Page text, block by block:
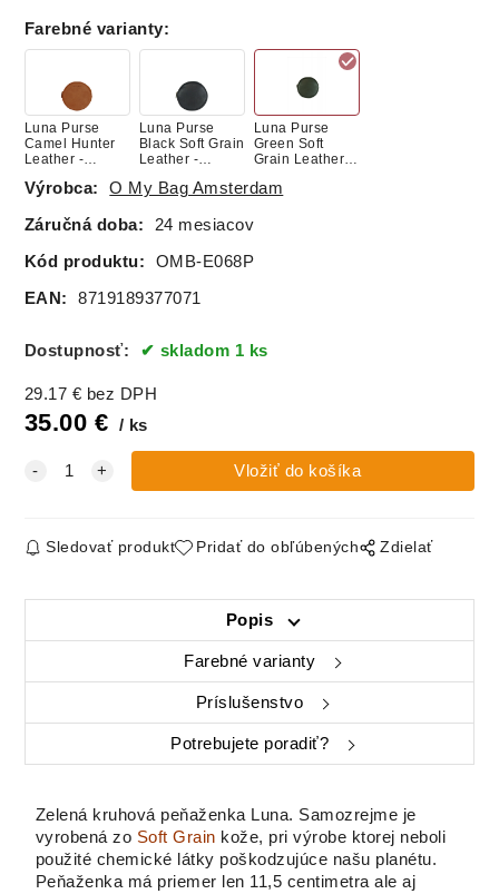
Farebné varianty:
Luna Purse
Camel Hunter
Leather -
peňaženka
Luna Purse
Black Soft Grain
Leather -
peňaženka
Luna Purse
Green Soft
Grain Leather -
peňaženka
Výrobca: O My Bag Amsterdam
Záručná doba: 24 mesiacov
Kód produktu: OMB-E068P
EAN: 8719189377071
Dostupnosť: skladom 1 ks
29.17 € bez DPH
35.00 € ks
Sledovať produkt Pridať do obľúbených Zdielať
Popis
Farebné varianty
Príslušenstvo
Potrebujete poradiť?
Zelená kruhová peňaženka Luna. Samozrejme je
vyrobená zo Soft Grain kože, pri výrobe ktorej neboli
použité chemické látky poškodzujúce našu planétu.
Peňaženka má priemer len 11,5 centimetra ale aj